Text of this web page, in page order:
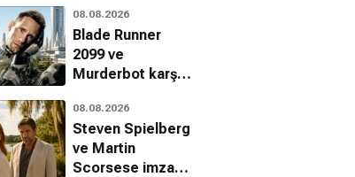
08.08.2026
Blade Runner
2099 ve
Murderbot karşı
siberpunk
vizyonu
08.08.2026
Steven Spielberg
ve Martin
Scorsese imzalı